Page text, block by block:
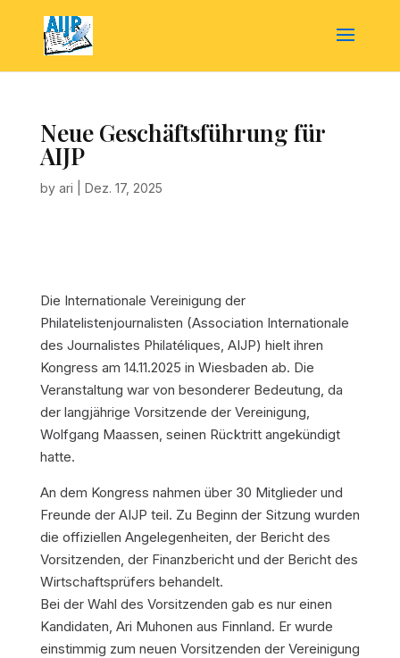
Neue Geschäftsführung für
AIJP
by ari Dez. 17, 2025
Die Internationale Vereinigung der
Philatelistenjournalisten (Association Internationale
des Journalistes Philatéliques, AIJP) hielt ihren
Kongress am 14.11.2025 in Wiesbaden ab. Die
Veranstaltung war von besonderer Bedeutung, da
der langjährige Vorsitzende der Vereinigung,
Wolfgang Maassen, seinen Rücktritt angekündigt
hatte.
An dem Kongress nahmen über 30 Mitglieder und
Freunde der AIJP teil. Zu Beginn der Sitzung wurden
die offiziellen Angelegenheiten, der Bericht des
Vorsitzenden, der Finanzbericht und der Bericht des
Wirtschaftsprüfers behandelt.
Bei der Wahl des Vorsitzenden gab es nur einen
Kandidaten, Ari Muhonen aus Finnland. Er wurde
einstimmig zum neuen Vorsitzenden der Vereinigung